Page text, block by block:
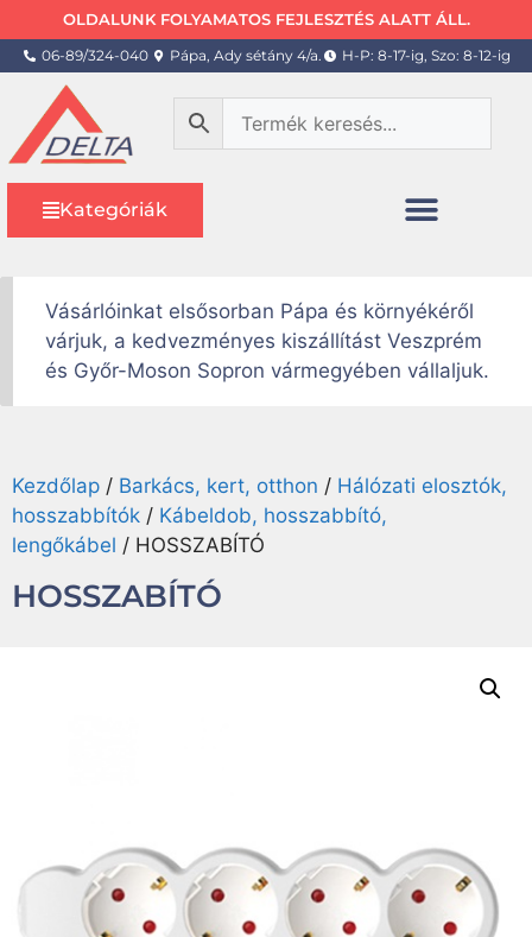
OLDALUNK FOLYAMATOS FEJLESZTÉS ALATT ÁLL.
06-89/324-040 Pápa, Ady sétány 4/a. H-P: 8-17-ig, Szo: 8-12-ig
Kategóriák
Vásárlóinkat elsősorban Pápa és környékéről
várjuk, a kedvezményes kiszállítást Veszprém
és Győr-Moson Sopron vármegyében vállaljuk.
Kezdőlap / Barkács, kert, otthon / Hálózati elosztók,
hosszabbítók / Kábeldob, hosszabbító,
lengőkábel / HOSSZABÍTÓ
HOSSZABÍTÓ